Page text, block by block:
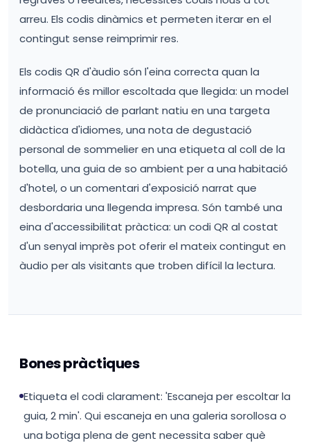
arreu. Els codis dinàmics et permeten iterar en el
contingut sense reimprimir res.
Els codis QR d'àudio són l'eina correcta quan la
informació és millor escoltada que llegida: un model
de pronunciació de parlant natiu en una targeta
didàctica d'idiomes, una nota de degustació
personal de sommelier en una etiqueta al coll de la
botella, una guia de so ambient per a una habitació
d'hotel, o un comentari d'exposició narrat que
desbordaria una llegenda impresa. Són també una
eina d'accessibilitat pràctica: un codi QR al costat
d'un senyal imprès pot oferir el mateix contingut en
àudio per als visitants que troben difícil la lectura.
Bones pràctiques
Etiqueta el codi clarament: 'Escaneja per escoltar la
guia, 2 min'. Qui escaneja en una galeria sorollosa o
una botiga plena de gent necessita saber què